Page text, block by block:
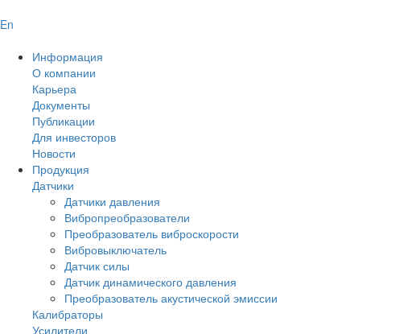
En
Информация
О компании
Карьера
Документы
Публикации
Для инвесторов
Новости
Продукция
Датчики
Датчики давления
Вибропреобразователи
Преобразователь виброскорости
Вибровыключатель
Датчик силы
Датчик динамического давления
Преобразователь акустической эмиссии
Калибраторы
Усилители